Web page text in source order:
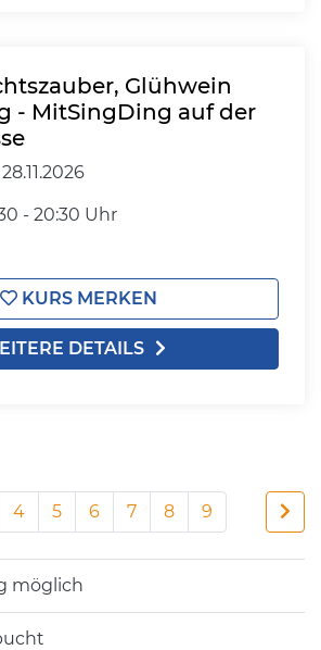
Glühwein
- MitSingDing auf der
28.11.2026
- 20:30 Uhr
KURS MERKEN
DETAILS
4 5 6 7 8 9
möglich